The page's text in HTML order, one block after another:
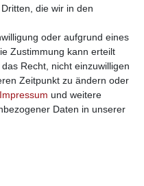
Verschlüsselung
die wir in den
oder aufgrund eines
Zustimmung kann erteilt
Recht, nicht einzuwilligen
Zeitpunkt zu ändern oder
Impressum und weitere
Daten in unserer